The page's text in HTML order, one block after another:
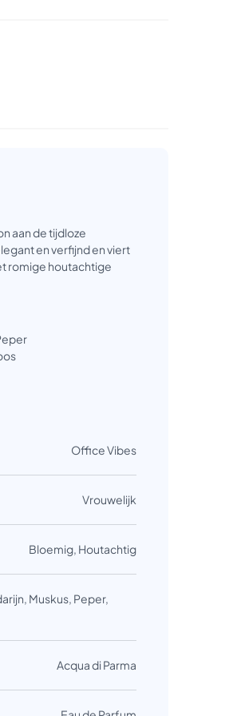
aan de tijdloze
en verfijnd en viert
romige houtachtige
Office Vibes
Vrouwelijk
Bloemig, Houtachtig
Muskus, Peper,
Acqua di Parma